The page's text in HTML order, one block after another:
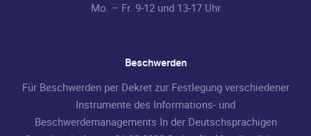
Mo. – Fr. 9-12 und 13-17 Uhr
Beschwerden
Für Beschwerden per Dekret zur Festlegung verschiedener
Instrumente des Informations- und
Beschwerdemanagements In der Deutschsprachigen